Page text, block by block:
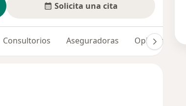
Solicita una cita
Consultorios Aseguradoras Opiniones (1)